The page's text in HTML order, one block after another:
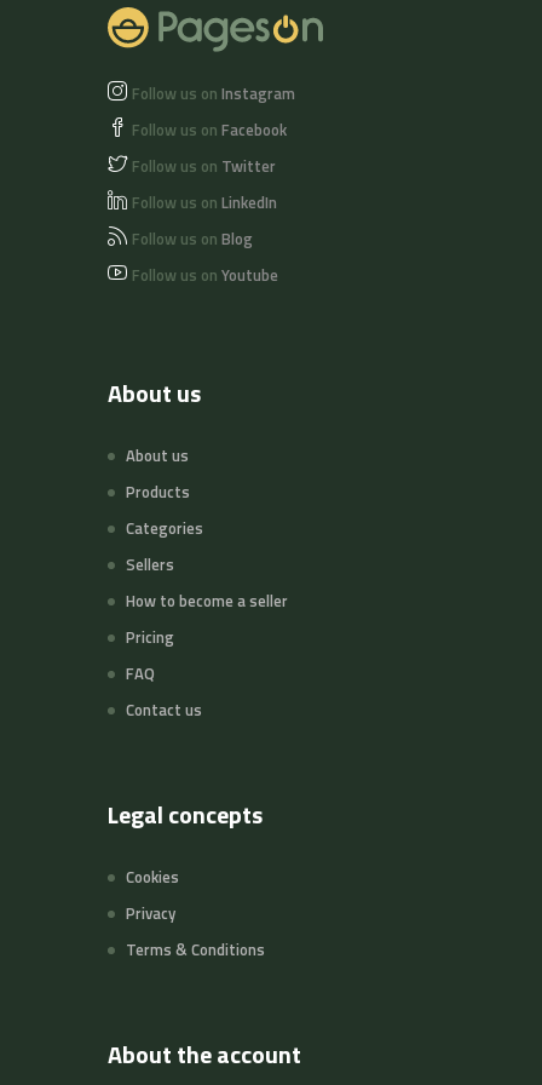
Follow us on Instagram
Follow us on Facebook
Follow us on Twitter
Follow us on LinkedIn
Follow us on Blog
Follow us on Youtube
About us
About us
Products
Categories
Sellers
How to become a seller
Pricing
FAQ
Contact us
Legal concepts
Cookies
Privacy
Terms & Conditions
About the account